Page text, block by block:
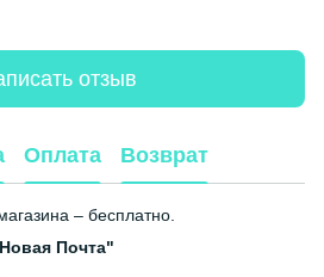
отзыв
Оплата Возврат
– бесплатно.
Почта"